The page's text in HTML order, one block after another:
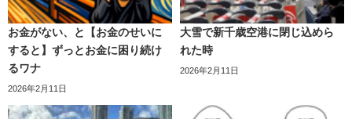
お金がない、と【お金のせいに
すると】ずっとお金に困り続け
るワナ
2026年2月11日
大雪で新千歳空港に閉じ込めら
れた時
2026年2月11日